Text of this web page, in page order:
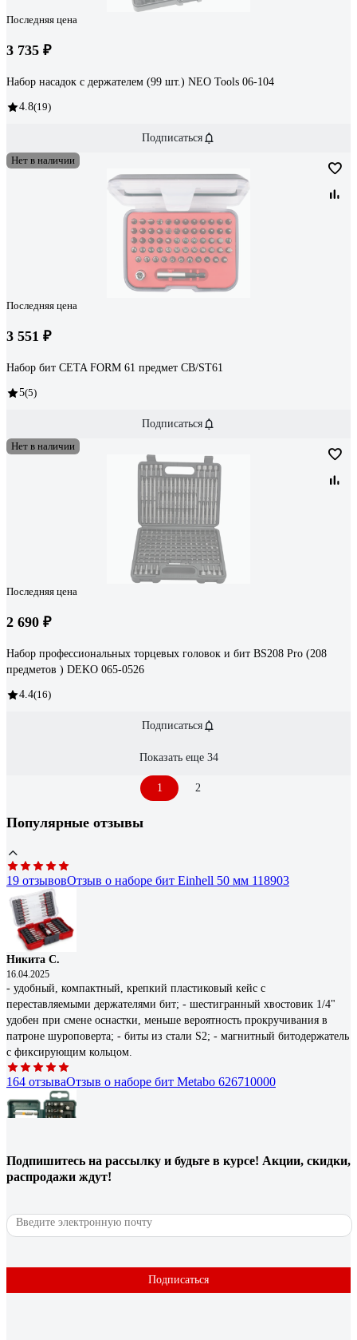
Последняя цена
3 735 ₽
Набор насадок с держателем (99 шт.) NEO Tools 06-104
4.8(19)
Подписаться
Нет в наличии
Последняя цена
3 551 ₽
Набор бит CETA FORM 61 предмет CB/ST61
5(5)
Подписаться
Нет в наличии
Последняя цена
2 690 ₽
Набор профессиональных торцевых головок и бит BS208 Pro (208
предметов ) DEKO 065-0526
4.4(16)
Подписаться
Показать еще 34
1 2
Популярные отзывы
19 отзывовОтзыв о наборе бит Einhell 50 мм 118903
Никита С.
16.04.2025
- удобный, компактный, крепкий пластиковый кейс с
переставляемыми держателями бит; - шестигранный хвостовик 1/4"
удобен при смене оснастки, меньше вероятность прокручивания в
патроне шуроповерта; - биты из стали S2; - магнитный битодержатель
с фиксирующим кольцом.
164 отзываОтзыв о наборе бит Metabo 626710000
Олег Б.
08.04.2019
116 отзывовОтзыв о наборе бит Bosch 2.607.019.452
Подпишитесь на рассылку и будьте в курсе! Акции, скидки,
распродажи ждут!
Подписаться